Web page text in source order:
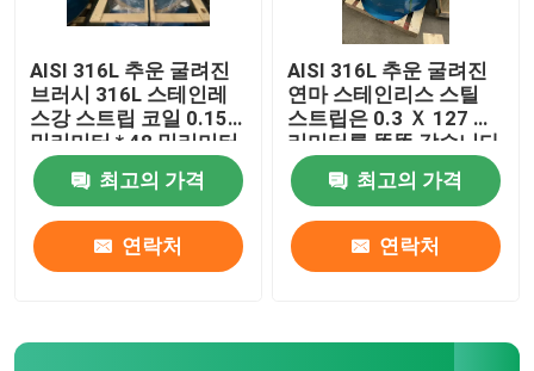
301 스테인레스강 스트립
AISI 316L 추운 굴려진
브러시 316L 스테인레
스강 스트립 코일 0.15
밀리미터 * 48 밀리미터
최고의 가격
연락처
AISI 316L 추운 굴려진
연마 스테인리스 스틸
스트립은 0.3 Ｘ 127 밀
리미터를 똘똘 감습니다
최고의 가격
연락처